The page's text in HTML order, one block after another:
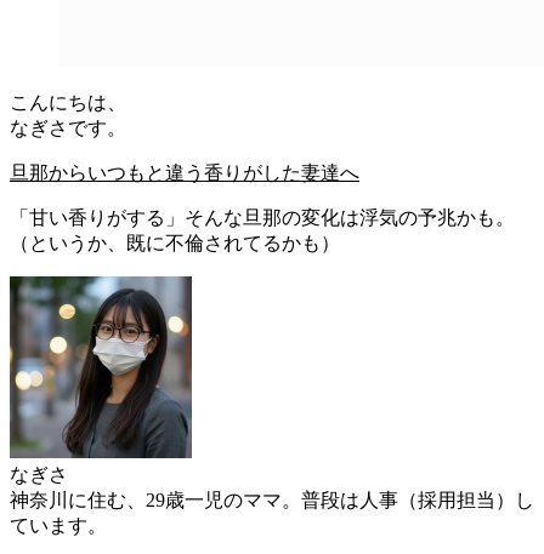
こんにちは、
なぎさです。
旦那からいつもと違う香りがした妻達へ
「甘い香りがする」そんな旦那の変化は浮気の予兆かも。
（というか、既に不倫されてるかも）
なぎさ
神奈川に住む、29歳一児のママ。普段は人事（採用担当）し
ています。